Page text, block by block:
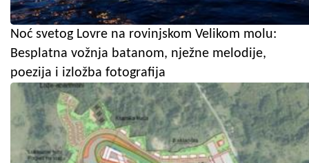
Noć svetog Lovre na rovinjskom Velikom molu:
Besplatna vožnja batanom, nježne melodije,
poezija i izložba fotografija